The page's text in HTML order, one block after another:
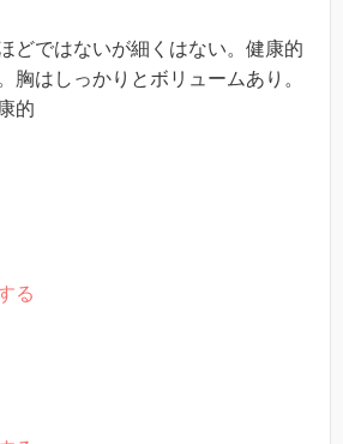
どではないが細くはない。健康的
胸はしっかりとボリュームあり。
的
る